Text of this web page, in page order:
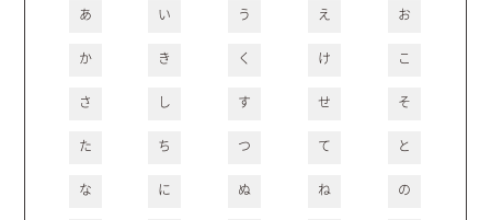
あ い う え お
か き く け こ
さ し す せ そ
た ち つ て と
な に ぬ ね の